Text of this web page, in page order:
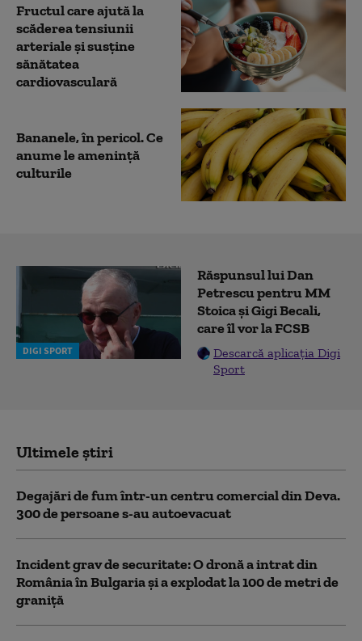
Fructul care ajută la
scăderea tensiunii
arteriale și susține
sănătatea
cardiovasculară
Bananele, în pericol. Ce
anume le amenință
culturile
DIGI SPORT
Răspunsul lui Dan
Petrescu pentru MM
Stoica și Gigi Becali,
care îl vor la FCSB
Descarcă aplicația Digi
Sport
Ultimele știri
Degajări de fum într-un centru comercial din Deva.
300 de persoane s-au autoevacuat
Incident grav de securitate: O dronă a intrat din
România în Bulgaria şi a explodat la 100 de metri de
graniţă